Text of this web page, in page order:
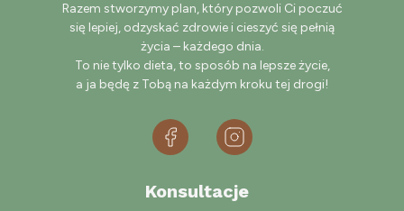
Razem stworzymy plan, który pozwoli Ci poczuć
się lepiej, odzyskać zdrowie i cieszyć się pełnią
życia – każdego dnia.
To nie tylko dieta, to sposób na lepsze życie,
a ja będę z Tobą na każdym kroku tej drogi!
Konsultacje